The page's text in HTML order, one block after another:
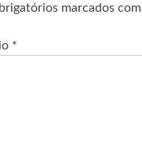
marcados com
*